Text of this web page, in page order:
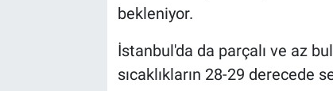
bekleniyor.
İstanbul'da da parçalı ve az
sıcaklıkların 28-29 derecede